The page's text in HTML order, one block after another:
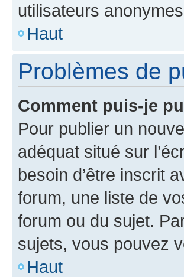
utilisateurs
Haut
Problèmes de
Comment puis-je
Pour publier un
adéquat situé sur
besoin d’être inscrit
forum, une liste de
forum ou du sujet.
sujets, vous pouvez
Haut